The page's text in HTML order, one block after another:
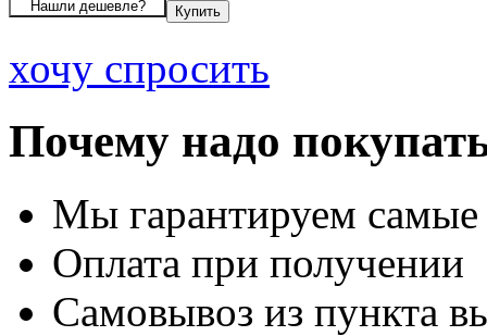
хочу спросить
Почему надо
Мы гарантируем
Оплата при получении
Самовывоз из пункта